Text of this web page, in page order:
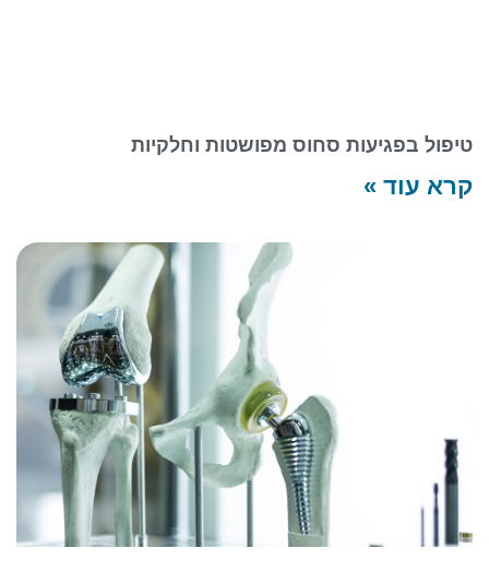
טיפול בפגיעות סחוס מפושטות וחלקיות
קרא עוד »